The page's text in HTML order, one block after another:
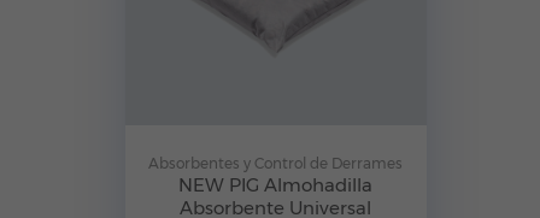
Absorbentes y Control de Derrames
NEW PIG Almohadilla
Absorbente Universal